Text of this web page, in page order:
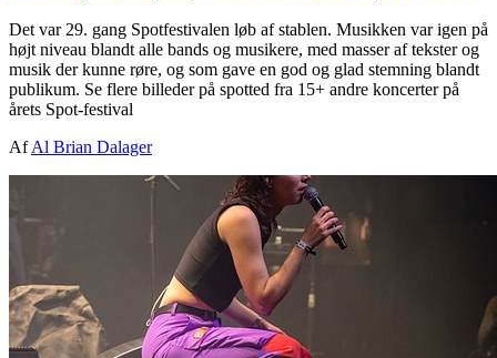
Det var 29. gang Spotfestivalen løb af stablen. Musikken var igen på
højt niveau blandt alle bands og musikere, med masser af tekster og
musik der kunne røre, og som gave en god og glad stemning blandt
publikum. Se flere billeder på spotted fra 15+ andre koncerter på
årets Spot-festival
AfAl Brian Dalager